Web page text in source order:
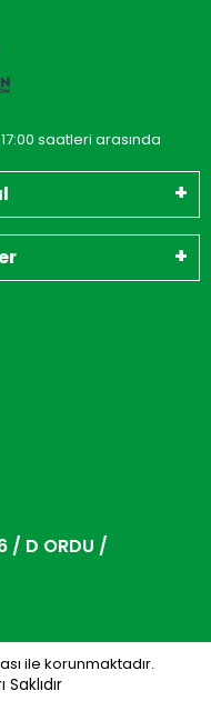
saatleri arasında
/ D ORDU /
ile korunmaktadır.
Saklıdır